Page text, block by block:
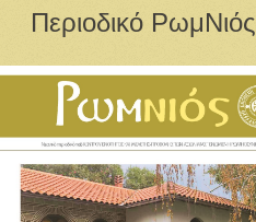
Περιοδικό ΡωμΝιός